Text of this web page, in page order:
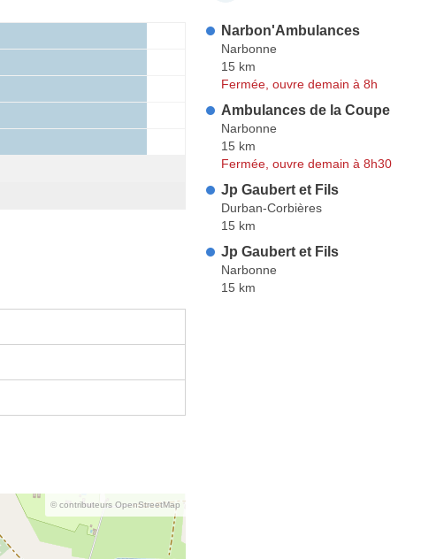
© contributeurs OpenStreetMap
Narbon'Ambulances
Narbonne
15 km
Fermée, ouvre demain à 8h
Ambulances de la Coupe
Narbonne
15 km
Fermée, ouvre demain à 8h30
Jp Gaubert et Fils
Durban-Corbières
15 km
Jp Gaubert et Fils
Narbonne
15 km